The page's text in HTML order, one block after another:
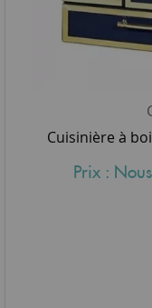
Prix :